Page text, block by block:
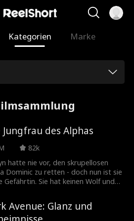
Kategorien Marke
Jungfrau des Alphas
82k
hatte nie vor, den skrupellosen
Dominic zu retten - doch nun ist sie
Gefährtin. Sie hat keinen Wolf und
Dominic lässt keine Absage gelten.
sie und erhebt Anspruch auf
versucht zu fliehen, doch je mehr
Avenue: Glanz und